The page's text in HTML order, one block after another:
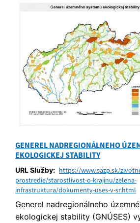
GENEREL NADREGIONÁLNEHO
EKOLOGICKEJ STABILITY
URL Služby: https://www.sazp.sk/
prostredie/starostlivost-o-krajinu/zelena-
infrastruktura/dokumenty-uses-v-sr.html
Generel nadregionálneho
ekologickej stability (GNÚSES)